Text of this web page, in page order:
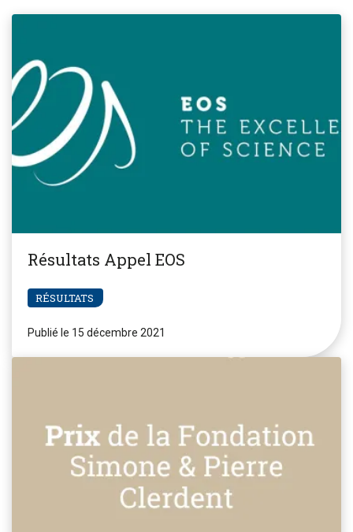
Résultats Appel EOS
RÉSULTATS
Publié le 15 décembre 2021